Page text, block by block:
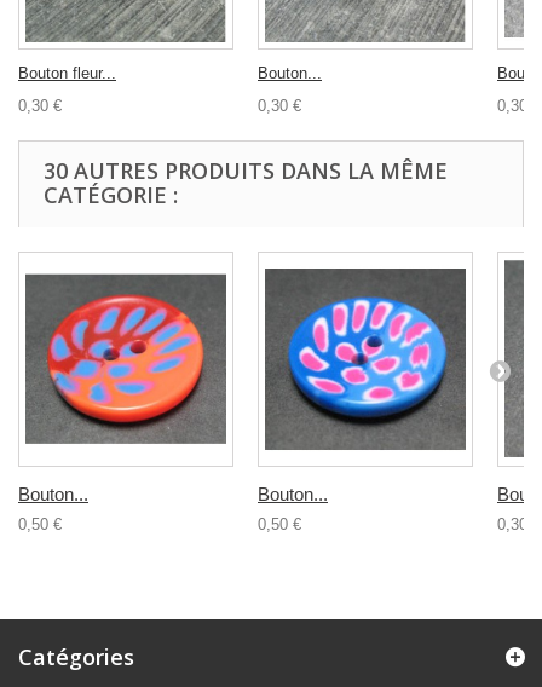
Bouton fleur...
0,30 €
Bouton...
0,30 €
0,30 €
30 AUTRES PRODUITS DANS LA MÊME
CATÉGORIE :
Bouton...
0,50 €
Bouton...
0,50 € 0,30 €
Catégories